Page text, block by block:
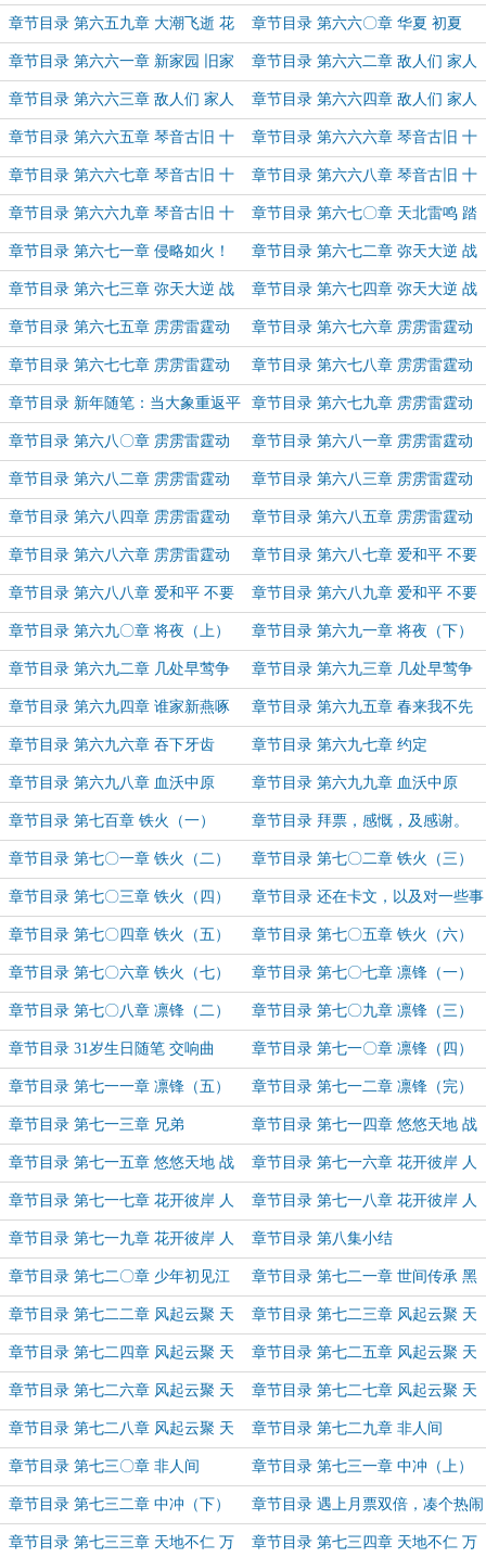
离（上） 离（下）
章节目录 第六五九章 大潮飞逝 花
火散消
章节目录 第六六〇章 华夏 初夏
章节目录 第六六一章 新家园 旧家
园（大家新年好）
章节目录 第六六二章 敌人们 家人
们（上）
章节目录 第六六三章 敌人们 家人
们（中）
章节目录 第六六四章 敌人们 家人
们（下）
章节目录 第六六五章 琴音古旧 十
面埋伏（一）
章节目录 第六六六章 琴音古旧 十
面埋伏（二）
章节目录 第六六七章 琴音古旧 十
面埋伏（三）
章节目录 第六六八章 琴音古旧 十
面埋伏（四）
章节目录 第六六九章 琴音古旧 十
面埋伏（五）
章节目录 第六七〇章 天北雷鸣 踏
梦之刀
章节目录 第六七一章 侵略如火！ 章节目录 第六七二章 弥天大逆 战
争伊始（上）
章节目录 第六七三章 弥天大逆 战
争伊始（中）
章节目录 第六七四章 弥天大逆 战
争伊始（下）
章节目录 第六七五章 雳雳雷霆动
浩浩长风起（一）
章节目录 第六七六章 雳雳雷霆动
浩浩长风起（二）
章节目录 第六七七章 雳雳雷霆动
浩浩长风起（三）
章节目录 第六七八章 雳雳雷霆动
浩浩长风起（四）
章节目录 新年随笔：当大象重返平
原
章节目录 第六七九章 雳雳雷霆动
浩浩长风起（五）
章节目录 第六八〇章 雳雳雷霆动
浩浩长风起（六）
章节目录 第六八一章 雳雳雷霆动
浩浩长风起（七）
章节目录 第六八二章 雳雳雷霆动
浩浩长风起（八）
章节目录 第六八三章 雳雳雷霆动
浩浩长风起（九）
章节目录 第六八四章 雳雳雷霆动
浩浩长风起（十）
章节目录 第六八五章 雳雳雷霆动
浩浩长风起 11
章节目录 第六八六章 雳雳雷霆动
浩浩长风起 12
章节目录 第六八七章 爱和平 不要
战争（上）
章节目录 第六八八章 爱和平 不要
战争（中）
章节目录 第六八九章 爱和平 不要
战争（下）
章节目录 第六九〇章 将夜（上） 章节目录 第六九一章 将夜（下）
章节目录 第六九二章 几处早莺争
暖树（上）
章节目录 第六九三章 几处早莺争
暖树（下）
章节目录 第六九四章 谁家新燕啄
春泥
章节目录 第六九五章 春来我不先
开口
章节目录 第六九六章 吞下牙齿 章节目录 第六九七章 约定
章节目录 第六九八章 血沃中原
（上）
章节目录 第六九九章 血沃中原
（下）
章节目录 第七百章 铁火（一） 章节目录 拜票，感慨，及感谢。
章节目录 第七〇一章 铁火（二） 章节目录 第七〇二章 铁火（三）
章节目录 第七〇三章 铁火（四） 章节目录 还在卡文，以及对一些事
情的说法。
章节目录 第七〇四章 铁火（五） 章节目录 第七〇五章 铁火（六）
章节目录 第七〇六章 铁火（七） 章节目录 第七〇七章 凛锋（一）
章节目录 第七〇八章 凛锋（二） 章节目录 第七〇九章 凛锋（三）
章节目录 31岁生日随笔 交响曲 章节目录 第七一〇章 凛锋（四）
章节目录 第七一一章 凛锋（五） 章节目录 第七一二章 凛锋（完）
章节目录 第七一三章 兄弟 章节目录 第七一四章 悠悠天地 战
争序曲（上）
章节目录 第七一五章 悠悠天地 战
争序曲（下）
章节目录 第七一六章 花开彼岸 人
老苍河（一）
章节目录 第七一七章 花开彼岸 人
老苍河（二）
章节目录 第七一八章 花开彼岸 人
老苍河（三）
章节目录 第七一九章 花开彼岸 人
老苍河（完）
章节目录 第八集小结
章节目录 第七二〇章 少年初见江
湖路
章节目录 第七二一章 世间传承 黑
风双煞
章节目录 第七二二章 风起云聚 天
下泽州（一）
章节目录 第七二三章 风起云聚 天
下泽州（二）
章节目录 第七二四章 风起云聚 天
下泽州（三）
章节目录 第七二五章 风起云聚 天
下泽州（四）
章节目录 第七二六章 风起云聚 天
下泽州（五）
章节目录 第七二七章 风起云聚 天
下泽州（六）
章节目录 第七二八章 风起云聚 天
下泽州（七）
章节目录 第七二九章 非人间
（上）
章节目录 第七三〇章 非人间
（下）
章节目录 第七三一章 中冲（上）
章节目录 第七三二章 中冲（下） 章节目录 遇上月票双倍，凑个热闹
章节目录 第七三三章 天地不仁 万 章节目录 第七三四章 天地不仁 万